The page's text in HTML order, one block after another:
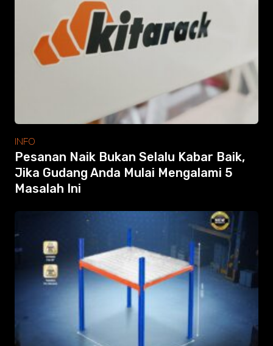
INFO
Pesanan Naik Bukan Selalu Kabar Baik,
Jika Gudang Anda Mulai Mengalami 5
Masalah Ini
Search